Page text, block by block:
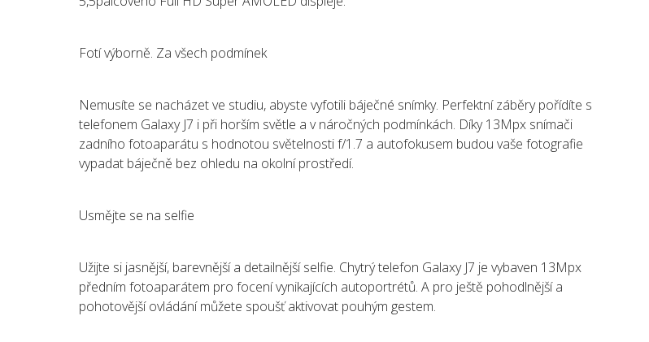
Fotí výborně. Za všech podmínek
Nemusíte se nacházet ve studiu, abyste vyfotili báječné snímky. Perfektní záběry pořídíte s
telefonem Galaxy J7 i při horším světle a v náročných podmínkách. Díky 13Mpx snímači
zadního fotoaparátu s hodnotou světelnosti f/1.7 a autofokusem budou vaše fotografie
vypadat báječně bez ohledu na okolní prostředí.
Usmějte se na selfie
Užijte si jasnější, barevnější a detailnější selfie. Chytrý telefon Galaxy J7 je vybaven 13Mpx
předním fotoaparátem pro focení vynikajících autoportrétů. A pro ještě pohodlnější a
pohotovější ovládání můžete spoušť aktivovat pouhým gestem.